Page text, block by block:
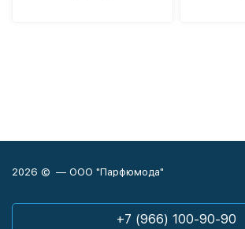
2026 © — ООО "Парфюмода"
+7 (966) 100-90-90